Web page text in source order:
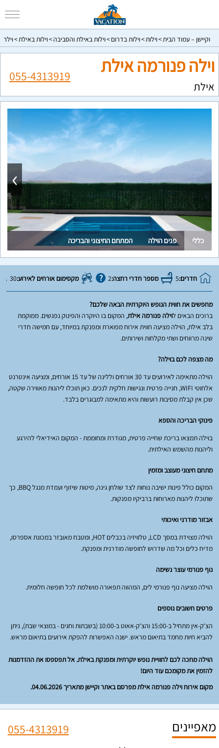
וקיישן – עמוד הבית וילות וילות בדרום וילות באילת והסביבה וילות באילת
וילה פנורמה אילת
אילת
055-4313919
›
כללי פנים הוילה המתחם החיצוני והבריכה
חדרים:5 מספר חדרי רחצה:2 מקסימום אורחים לאירוע:30
מחפשים את חווית הנופש היוקרתית הבאה שלכם?
ברוכים הבאים לוילה פנורמה אילת, המקום בו היוקרה והפינוק נפגשים. ממוקמת
בלב אילת, הוילה מציעה חווית אירוח מפוארת ומפנקת במיוחד, עם חמישה חדרי
שינה מרווחים ושתי מקלחות ושירותים.
מה מצפה לכם בוילה?
הוילה מתאימה לאירועים עד 30 אורחים וללינה של עד 15 אורחים, ומציעה אינטרנט
אלחוטי WIFI, חנייה פרטית ונגישות חלקית לנכים. כאן תוכלו ליהנות מאווירה שקטה,
שכן אין קבלת מסיבות רועשות והיא מתאימה למבוגרים בלבד.
פינוקי הבריכה והספא
בוילה תמצאו בריכת שחייה פרטית, מגודרת ומחוממת - המקום האידיאלי להירגע
וליהנות מהשמש האילתית.
מתחם חיצוני מעוצב ומזמין
המקום כולל פינות ישיבה נוחות לצד שולחן גינה, מיטות שיזוף ועמדת מנגל BBQ, כך
שתוכלו ליהנות מארוחות ברביקיו מפנקות.
אבזור מודרני ואיכותי
הוילה מצוידת במסך LCD, טלוויזיה בכבלים HOT, ומטבח מאובזר במכונת אספרסו,
מדיח כלים וכל מה שדרוש לחופשה מודרנית ומפנקת.
נוף פנורמי עוצר נשימה
הוילה מציעה נוף פנורמי לים, המהווה תפאורה מושלמת לכל חופשה חלומית.
פרטים חשובים נוספים
הצ'ק-אין מתחיל ב-15:00 והצ'ק-אאוט ב-10:00 (בשבתות וחגים - במוצאי שבת), ניתן
להביא חיות מחמד בתיאום מראש. ישנה האפשרות להפקת אירועים בתיאום מראש.
הוילה מחכה לכם לחוויית נופש יוקרתית ומפנקת באילת. אל תפספסו את ההזדמנות
להזמין את מקומכם עוד היום!
מקום אירוח וילה פנורמה אילת מפרסם באתר וקיישן מתאריך 04.06.2026.
מאפיינים 055-4313919